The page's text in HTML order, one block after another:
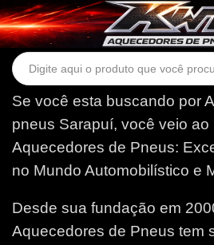
Se você esta buscando por
pneus Sarapuí, você veio ao
Aquecedores de Pneus:
no Mundo Automobilístico e
Desde sua fundação em
Aquecedores de Pneus tem